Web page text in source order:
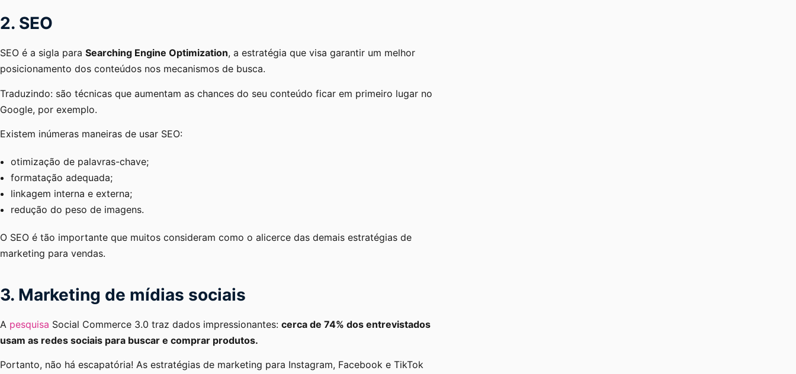
2. SEO
SEO é a sigla para Searching Engine Optimization, a estratégia que visa garantir um melhor
posicionamento dos conteúdos nos mecanismos de busca.
Traduzindo: são técnicas que aumentam as chances do seu conteúdo ficar em primeiro lugar no
Google, por exemplo.
Existem inúmeras maneiras de usar SEO:
otimização de palavras-chave;
formatação adequada;
linkagem interna e externa;
redução do peso de imagens.
O SEO é tão importante que muitos consideram como o alicerce das demais estratégias de
marketing para vendas.
3. Marketing de mídias sociais
A pesquisa Social Commerce 3.0 traz dados impressionantes: cerca de 74% dos entrevistados
usam as redes sociais para buscar e comprar produtos.
Portanto, não há escapatória! As estratégias de marketing para Instagram, Facebook e TikTok